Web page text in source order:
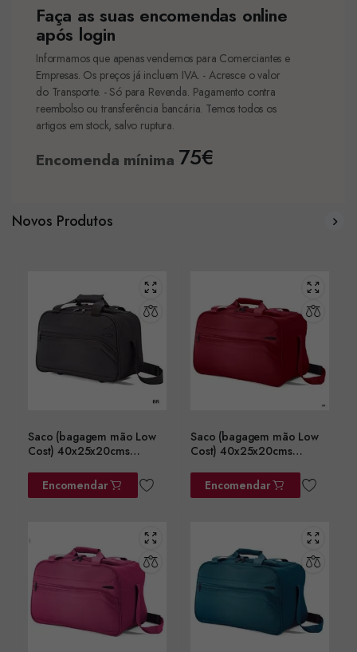
Faça as suas encomendas online
após login
Informamos que apenas vendemos para Comerciantes e
Empresas. Os preços já incluem IVA. - Acresce o valor
do Transporte. - Só para Revenda. Pagamento contra
reembolso ou transferência bancária. Temos todos os
artigos em stock, salvo ruptura.
Encomenda mínima 75€
Novos Produtos
Saco (bagagem mão Low
Cost) 40x25x20cms
Encomendar
Saco (bagagem mão Low
Cost) 40x25x20cms
Encomendar